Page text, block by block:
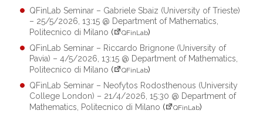
QFinLab Seminar – Gabriele Sbaiz (University of Trieste)
– 25/5/2026, 13:15 @ Department of Mathematics,
Politecnico di Milano ( QFinLab)
QFinLab Seminar – Riccardo Brignone (University of
Pavia) – 4/5/2026, 13:15 @ Department of Mathematics,
Politecnico di Milano ( QFinLab)
QFinLab Seminar – Neofytos Rodosthenous (University
College London) – 21/4/2026, 15:30 @ Department of
Mathematics, Politecnico di Milano ( QFinLab)